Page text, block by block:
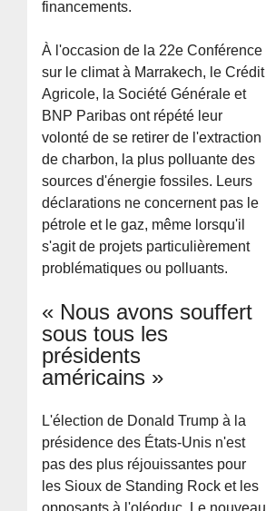
financements.
À l'occasion de la 22e Conférence
sur le climat à Marrakech, le Crédit
Agricole, la Société Générale et
BNP Paribas ont répété leur
volonté de se retirer de l'extraction
de charbon, la plus polluante des
sources d'énergie fossiles. Leurs
déclarations ne concernent pas le
pétrole et le gaz, même lorsqu'il
s'agit de projets particulièrement
problématiques ou polluants.
« Nous avons souffert
sous tous les
présidents
américains »
L'élection de Donald Trump à la
présidence des États-Unis n'est
pas des plus réjouissantes pour
les Sioux de Standing Rock et les